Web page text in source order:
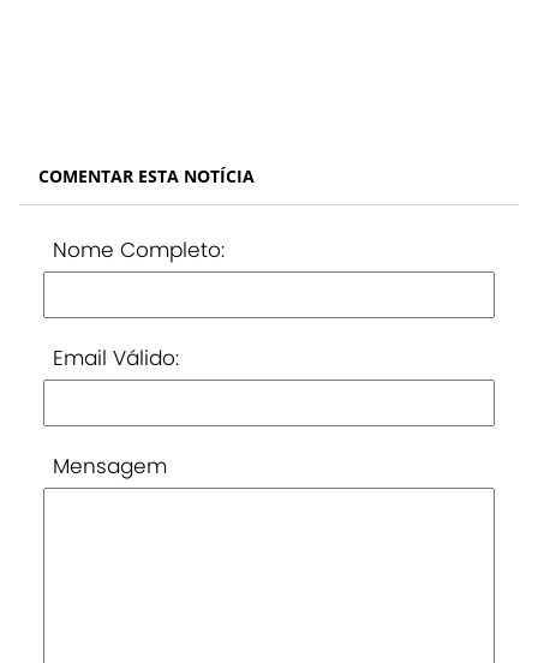
COMENTAR ESTA NOTÍCIA
Nome Completo:
Email Válido:
Mensagem